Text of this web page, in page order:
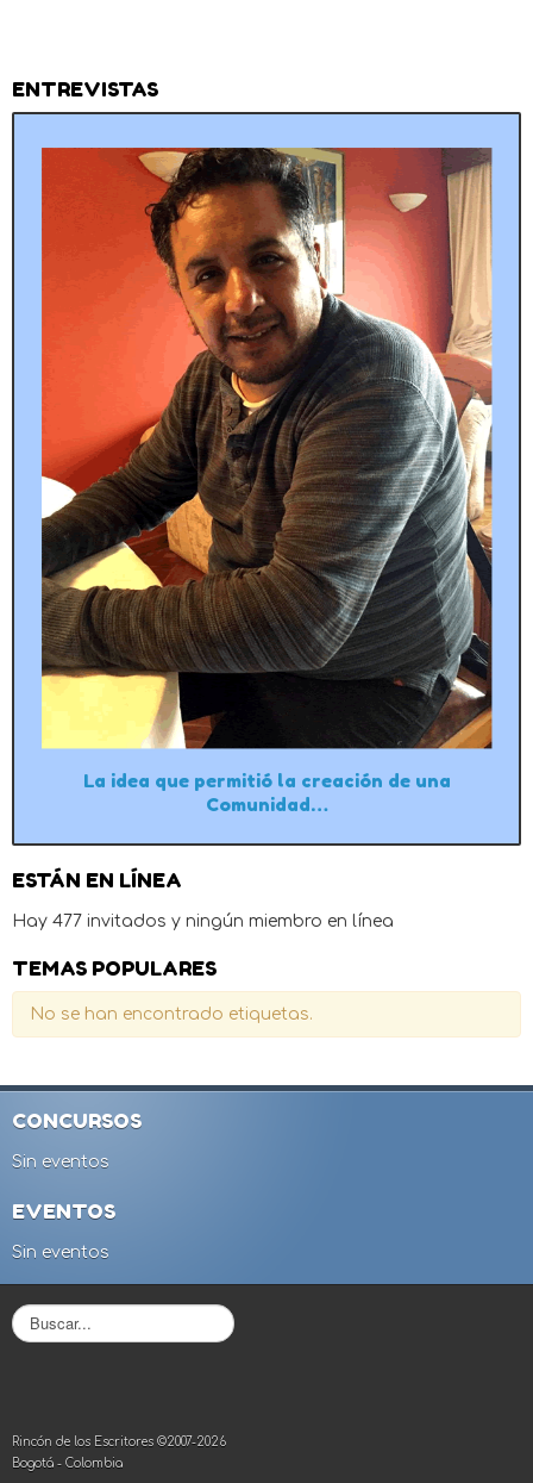
ENTREVISTAS
La idea que permitió la creación de una
Comunidad…
ESTÁN EN LÍNEA
Hay 477 invitados y ningún miembro en línea
TEMAS POPULARES
No se han encontrado etiquetas.
CONCURSOS
Sin eventos
EVENTOS
Sin eventos
B
u
r
.
Rincón de los Escritores ©2007-2026
Bogotá - Colombia